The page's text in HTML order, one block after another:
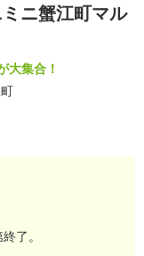
ニ蟹江町マル
大集合！
了。